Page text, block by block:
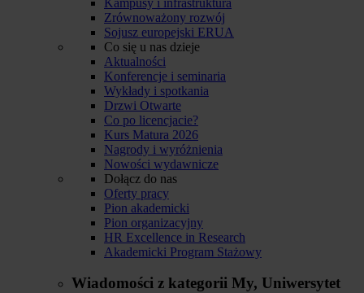
Zrównoważony rozwój
Sojusz europejski ERUA
Co się u nas dzieje
Aktualności
Konferencje i seminaria
Wykłady i spotkania
Drzwi Otwarte
Co po licencjacie?
Kurs Matura 2026
Nagrody i wyróżnienia
Nowości wydawnicze
Dołącz do nas
Oferty pracy
Pion akademicki
Pion organizacyjny
HR Excellence in Research
Akademicki Program Stażowy
Wiadomości z kategorii My, Uniwersytet